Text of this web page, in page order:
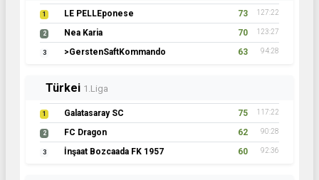
1 LE PELLEponese 73 127:22
2 Nea Karia 70 123:27
3 >GerstenSaftKommando 63 94:28
Türkei 1.Liga
1 Galatasaray SC 75 117:22
2 FC Dragon 62 90:28
3 İnşaat Bozcaada FK 1957 60 92:36